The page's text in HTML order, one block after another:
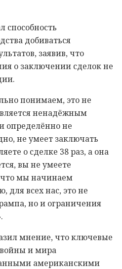
способность
добиваться
заявив, что
о заключении сделок не
понимаем, это не
ненадёжным
определённо не
не умеет заключать
о сделке 38 раз, а она
вы не умеете
что мы начинаем
для всех нас, это не
но и ограничения
мнение, что ключевые
и мира
американскими